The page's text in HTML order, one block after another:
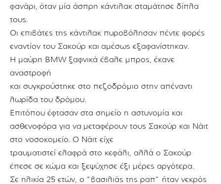
φανάρι, όταν μία άσπρη κάντιλακ σταμάτησε δίπλα
τους.
Οι επιβάτες της κάντιλακ πυροβόλησαν πέντε φορές
εναντίον του Σακούρ και αμέσως εξαφανίστηκαν.
Η μαύρη BMW ξαφνικά έβαλε μπρος, έκανε
αναστροφή
και συγκρούστηκε στο πεζοδρόμιο στην απέναντι
λωρίδα του δρόμου.
Επιτόπου έφτασαν στα σημείο η αστυνομία και
ασθενοφόρα για να μεταφέρουν τους Σακούρ και Νάιτ
στο νοσοκομείο. Ο Νάιτ είχε
τραυματιστεί ελαφρά στο κεφάλι, αλλά ο Σακούρ
έπεσε σε κώμα και ξεψύχησε έξι μέρες αργότερα.
Σε ηλικία 25 ετών, ο “βασιλιάς της ραπ” ήταν νεκρός